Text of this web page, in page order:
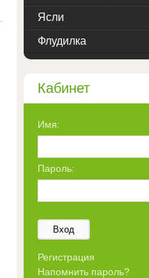
Ясли
Флудилка
Кабинет
Имя:
Пароль:
Вход
Регистрация
Напомнить пароль?